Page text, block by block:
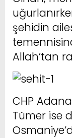
şehidin
Allah’tan
CHP
Tümer ise